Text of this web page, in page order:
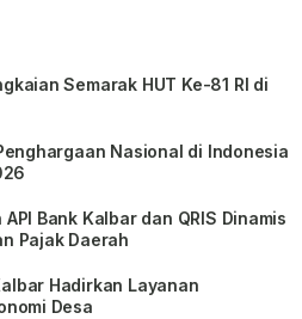
Semarak HUT Ke-81 RI di
Nasional di Indonesia
Bank Kalbar dan QRIS Dinamis
Pajak Daerah
Hadirkan Layanan
Desa